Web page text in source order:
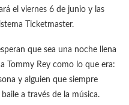
el viernes 6 de junio y las
Ticketmaster.
que sea una noche llena
Tommy Rey como lo que era:
y alguien que siempre
a través de la música.